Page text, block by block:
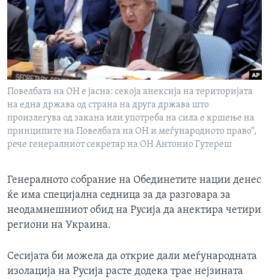
ИНТЕРВЈУА
Јазици
Повелбата на ОН е јасна: секоја анексија на територијата
на една држава од страна на друга држава што
произлегува од закана или употреба на сила е кршење на
принципите на Повелбата на ОН и меѓународното право“,
рече генералниот секретар на ОН Антонио Гутереш
Генералното собрание на Обединетите нации денес
ќе има специјална седница за да разговара за
неодамнешниот обид на Русија да анектира четири
региони на Украина.
Сесијата би можела да открие дали меѓународната
изолација на Русија расте додека трае нејзината